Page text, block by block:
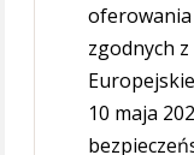
oferowania
zgodnych
10 maja